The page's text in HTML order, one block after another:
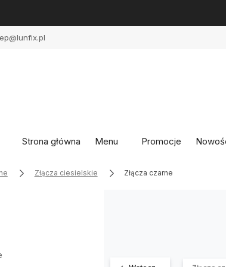
Strona główna Menu Promocje
Złącza ciesielskie Złącza czarne